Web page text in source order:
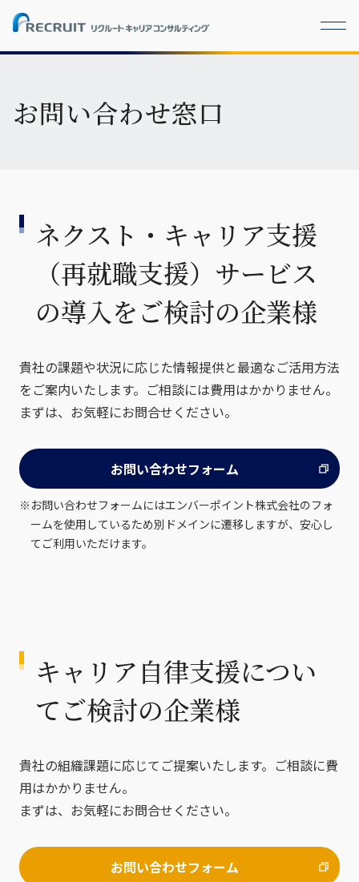
お問い合わせ窓口
ネクスト・キャリア支援
（再就職支援）サービス
の導入をご検討の企業様
貴社の課題や状況に応じた情報提供と最適なご活用方法
をご案内いたします。ご相談には費用はかかりません。
まずは、お気軽にお問合せください。
お問い合わせフォーム
※ お問い合わせフォームにはエンバーポイント株式会社のフォ
ームを使用しているため別ドメインに遷移しますが、安心し
てご利用いただけます。
キャリア自律支援につい
てご検討の企業様
貴社の組織課題に応じてご提案いたします。ご相談に費
用はかかりません。
まずは、お気軽にお問合せください。
お問い合わせフォーム